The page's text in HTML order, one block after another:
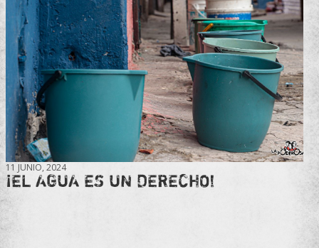
11 JUNIO, 2024
¡EL AGUA ES UN DERECHO!